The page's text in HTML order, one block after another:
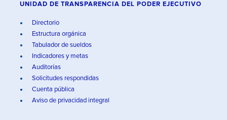
UNIDAD DE TRANSPARENCIA DEL PODER EJECUTIVO
Directorio
Estructura orgánica
Tabulador de sueldos
Indicadores y metas
Auditorías
Solicitudes respondidas
Cuenta pública
Aviso de privacidad integral